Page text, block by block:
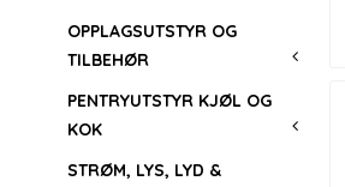
OPPLAGSUTSTYR OG
TILBEHØR
PENTRYUTSTYR KJØL OG
KOK
STRØM, LYS, LYD &